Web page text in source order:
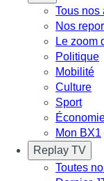
Tous nos
Nos
Le zoom
Politique
Mobilité
Culture
Sport
Mon BX1
Replay TV
Toutes